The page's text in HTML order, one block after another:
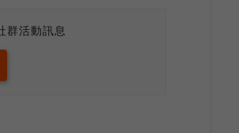
群活動訊息